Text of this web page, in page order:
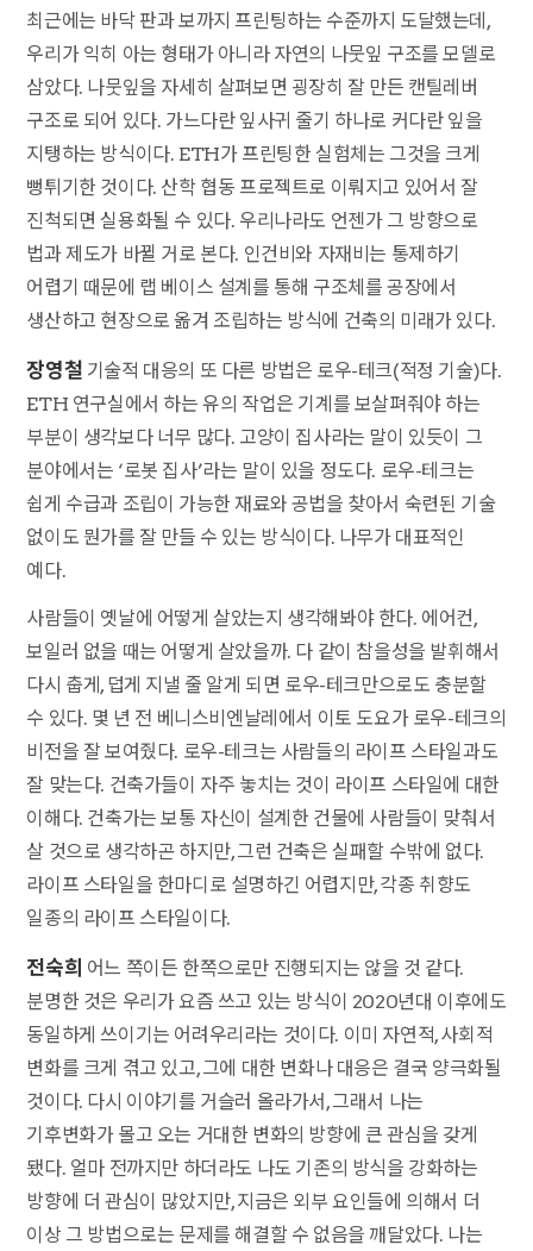
최근에는 바닥 판과 보까지 프린팅하는 수준까지 도달했는데,
우리가 익히 아는 형태가 아니라 자연의 나뭇잎 구조를 모델로
삼았다. 나뭇잎을 자세히 살펴보면 굉장히 잘 만든 캔틸레버
구조로 되어 있다. 가느다란 잎사귀 줄기 하나로 커다란 잎을
지탱하는 방식이다. ETH가 프린팅한 실험체는 그것을 크게
뻥튀기한 것이다. 산학 협동 프로젝트로 이뤄지고 있어서 잘
진척되면 실용화될 수 있다. 우리나라도 언젠가 그 방향으로
법과 제도가 바뀔 거로 본다. 인건비와 자재비는 통제하기
어렵기 때문에 랩 베이스 설계를 통해 구조체를 공장에서
생산하고 현장으로 옮겨 조립하는 방식에 건축의 미래가 있다.
장영철 기술적 대응의 또 다른 방법은 로우-테크(적정 기술)다.
ETH 연구실에서 하는 유의 작업은 기계를 보살펴줘야 하는
부분이 생각보다 너무 많다. 고양이 집사라는 말이 있듯이 그
분야에서는 ‘로봇 집사’라는 말이 있을 정도다. 로우-테크는
쉽게 수급과 조립이 가능한 재료와 공법을 찾아서 숙련된 기술
없이도 뭔가를 잘 만들 수 있는 방식이다. 나무가 대표적인
예다.
사람들이 옛날에 어떻게 살았는지 생각해봐야 한다. 에어컨,
보일러 없을 때는 어떻게 살았을까. 다 같이 참을성을 발휘해서
다시 춥게, 덥게 지낼 줄 알게 되면 로우-테크만으로도 충분할
수 있다. 몇 년 전 베니스비엔날레에서 이토 도요가 로우-테크의
비전을 잘 보여줬다. 로우-테크는 사람들의 라이프 스타일과도
잘 맞는다. 건축가들이 자주 놓치는 것이 라이프 스타일에 대한
이해다. 건축가는 보통 자신이 설계한 건물에 사람들이 맞춰서
살 것으로 생각하곤 하지만, 그런 건축은 실패할 수밖에 없다.
라이프 스타일을 한마디로 설명하긴 어렵지만, 각종 취향도
일종의 라이프 스타일이다.
전숙희 어느 쪽이든 한쪽으로만 진행되지는 않을 것 같다.
분명한 것은 우리가 요즘 쓰고 있는 방식이 2020년대 이후에도
동일하게 쓰이기는 어려우리라는 것이다. 이미 자연적, 사회적
변화를 크게 겪고 있고, 그에 대한 변화나 대응은 결국 양극화될
것이다. 다시 이야기를 거슬러 올라가서, 그래서 나는
기후변화가 몰고 오는 거대한 변화의 방향에 큰 관심을 갖게
됐다. 얼마 전까지만 하더라도 나도 기존의 방식을 강화하는
방향에 더 관심이 많았지만, 지금은 외부 요인들에 의해서 더
이상 그 방법으로는 문제를 해결할 수 없음을 깨달았다. 나는